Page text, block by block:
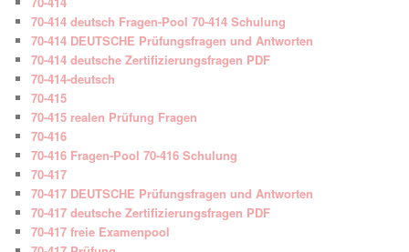
70-414 deutsch Fragen-Pool 70-414 Schulung
70-414 DEUTSCHE Prüfungsfragen und Antworten
70-414 deutsche Zertifizierungsfragen PDF
70-414-deutsch
70-415
70-415 realen Prüfung Fragen
70-416
70-416 Fragen-Pool 70-416 Schulung
70-417
70-417 DEUTSCHE Prüfungsfragen und Antworten
70-417 deutsche Zertifizierungsfragen PDF
70-417 freie Examenpool